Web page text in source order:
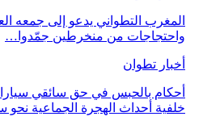
المغرب التطواني يدعو إلى جمعه
واحتجاجات من منخرطين جمّدوا…
أخبار تطوان
أحكام بالحبس في حق سائقي
خلفية أحداث الهجرة الجماعية نحو